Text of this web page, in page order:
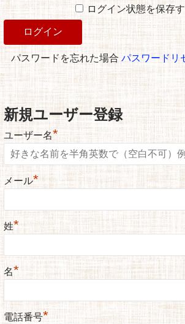
ログイン状態を保存
パスワードを忘れた場合パスワードリ
新規ユーザー登録
ユーザー名*
メール*
姓*
名*
電話番号*